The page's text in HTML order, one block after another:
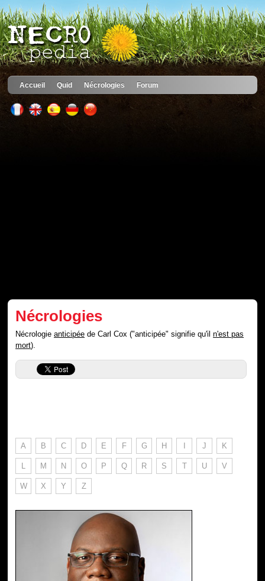
Accueil Quid Nécrologies Forum
Nécrologies
Nécrologieanticipée de Carl Cox ("anticipée" signifie qu'iln'est pas
mort).
A B C D E F G H I J K
L M N O P Q R S T U V
W X Y Z